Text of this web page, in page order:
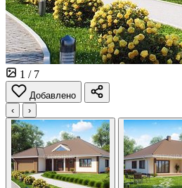
1 / 7
Добавлено
‹
›